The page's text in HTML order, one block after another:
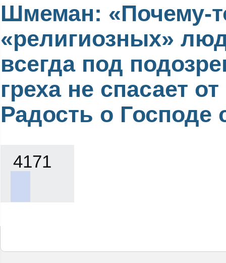
Шмеман: «Почему-
«религиозных»
всегда под
греха не спасает от
Радость о Господе
4171